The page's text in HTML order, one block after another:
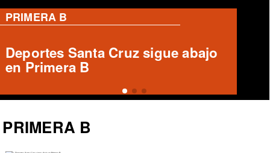
PRIMERA B
Informe arbitral ausente en Unión
Española vs Deportes Recoleta
PRIMERA B